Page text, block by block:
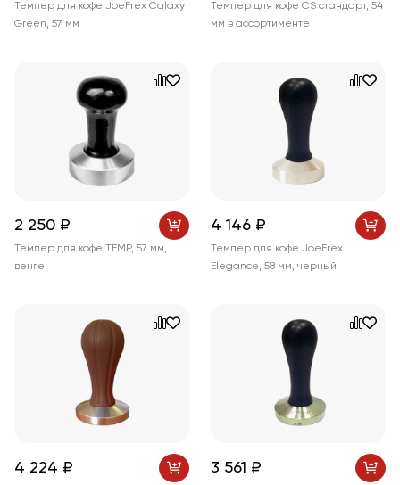
Темпер для кофе JoeFrex Calaxy
Green, 57 мм
Темпер для кофе CS стандарт, 54
мм в ассортименте
2 250 ₽
Темпер для кофе TEMP, 57 мм,
венге
4 146 ₽
Темпер для кофе JoeFrex
Elegance, 58 мм, черный
4 224 ₽ 3 561 ₽